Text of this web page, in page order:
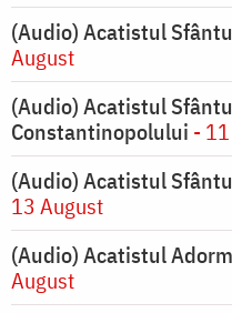
(Audio) Acatistul
August
(Audio) Acatistul
Constantinopolului -
(Audio) Acatistul
13 August
(Audio) Acatistul
August